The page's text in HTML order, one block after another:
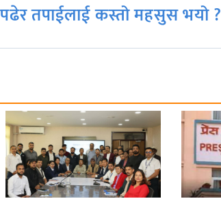
तपाईलाई कस्तो महसुस भयो ?